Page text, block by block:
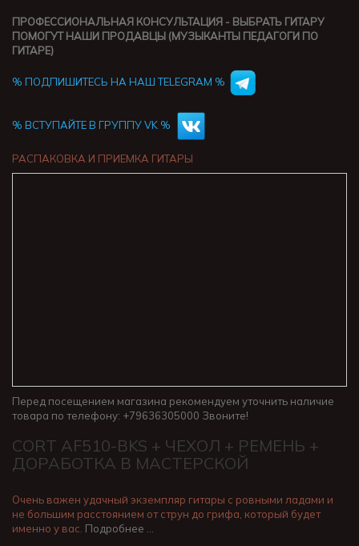
ПРОФЕССИОНАЛЬНАЯ КОНСУЛЬТАЦИЯ - ВЫБРАТЬ ГИТАРУ
ПОМОГУТ НАШИ ПРОДАВЦЫ (МУЗЫКАНТЫ ПЕДАГОГИ ПО
ГИТАРЕ)
% ПОДПИШИТЕСЬ НА НАШ TELEGRAM %
% ВСТУПАЙТЕ В ГРУППУ VK %
РАСПАКОВКА И ПРИЕМКА ГИТАРЫ
Перед посещением магазина рекомендуем уточнить наличие
товара по телефону: +79636305000 Звоните!
CORT AF510-BKS + ЧЕХОЛ + РЕМЕНЬ +
ДОРАБОТКА В МАСТЕРСКОЙ
Очень важен удачный экземпляр гитары с ровными ладами и
не большим расстоянием от струн до грифа, который будет
именно у вас. Подробнее …